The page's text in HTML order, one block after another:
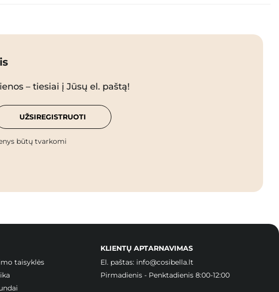
– tiesiai į Jūsų el. paštą!
būtų tvarkomi
UŽSIREGISTRUOTI
taisyklės
KLIENTŲ APTARNAVIMAS
El. paštas: info@cosibella.lt
Pirmadienis - Penktadienis 8:00-12:00